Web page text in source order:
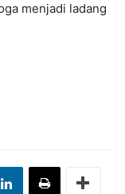
menjadi ladang